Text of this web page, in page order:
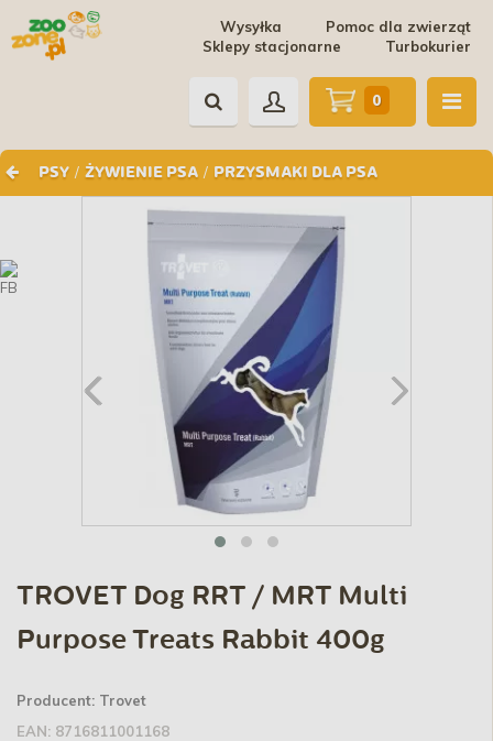
Pomoc dla zwierząt
Wysyłka
Turbokurier
Sklepy stacjonarne
PSY / ŻYWIENIE PSA / PRZYSMAKI DLA PSA
0
TROVET Dog RRT / MRT Multi
Purpose Treats Rabbit 400g
Producent: Trovet
EAN: 8716811001168